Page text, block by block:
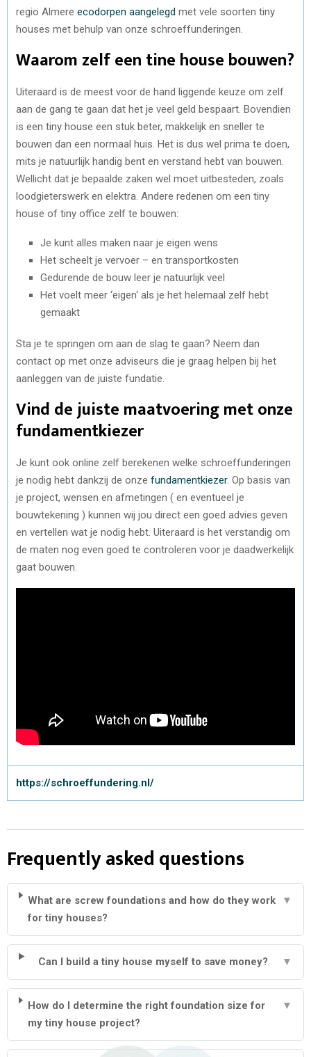
regio Almere ecodorpen aangelegd met vele soorten tiny
houses met behulp van onze schroeffunderingen.
Waarom zelf een tine house bouwen?
Uiteraard is de meest voor de hand liggende keuze om zelf
aan de gang te gaan dat het je veel geld bespaart. Bovendien
is een tiny house een stuk beter, makkelijk en sneller te
bouwen dan een normaal huis. Het is dus wel prima te doen,
mits je natuurlijk handig bent en verstand hebt van bouwen.
Wellicht dat je bepaalde zaken wel moet uitbesteden, zoals
loodgieterswerk en elektra. Andere redenen om een tiny
house of tiny office zelf te bouwen:
Je kunt alles maken naar je eigen wens
Het scheelt je vervoer – en transportkosten
Gedurende de bouw leer je natuurlijk veel
Het voelt meer ‘eigen‘ als je het helemaal zelf hebt
gemaakt
Sta je te springen om aan de slag te gaan? Neem dan
contact op met onze adviseurs die je graag helpen bij het
aanleggen van de juiste fundatie.
Vind de juiste maatvoering met onze
fundamentkiezer
Je kunt ook online zelf berekenen welke schroeffunderingen
je nodig hebt dankzij de onze fundamentkiezer. Op basis van
je project, wensen en afmetingen ( en eventueel je
bouwtekening ) kunnen wij jou direct een goed advies geven
en vertellen wat je nodig hebt. Uiteraard is het verstandig om
de maten nog even goed te controleren voor je daadwerkelijk
gaat bouwen.
https://schroeffundering.nl/
Frequently asked questions
What are screw foundations and how do they work
for tiny houses?
▼
Can I build a tiny house myself to save money? ▼
How do I determine the right foundation size for
my tiny house project?
▼